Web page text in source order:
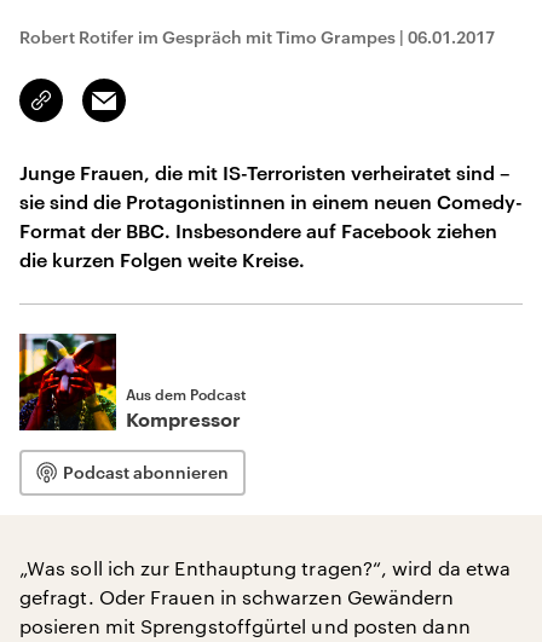
Robert Rotifer im Gespräch mit Timo Grampes | 06.01.2017
Link
kopieren/teilen
Email
Junge Frauen, die mit IS-Terroristen verheiratet sind –
sie sind die Protagonistinnen in einem neuen Comedy-
Format der BBC. Insbesondere auf Facebook ziehen
die kurzen Folgen weite Kreise.
Aus dem Podcast
Kompressor
Podcast abonnieren
„Was soll ich zur Enthauptung tragen?“, wird da etwa
gefragt. Oder Frauen in schwarzen Gewändern
posieren mit Sprengstoffgürtel und posten dann